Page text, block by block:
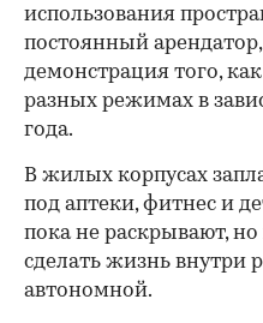
использования
постоянный
демонстрация того,
разных режимах в
года.
В жилых корпусах
под аптеки, фитнес и
пока не раскрывают,
сделать жизнь внутри
автономной.